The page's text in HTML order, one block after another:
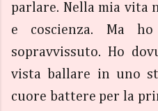
parlare. Nella mia vita
e coscienza. Ma
sopravvissuto. Ho
vista ballare in uno
cuore battere per la